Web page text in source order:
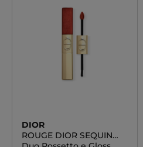
DIOR
ROUGE DIOR SEQUIN
LIQUID DUO - EDIZIONE